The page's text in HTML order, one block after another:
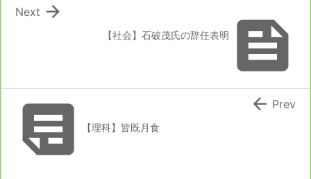

【社会】石破茂氏の辞任表明

Next
 【理科】皆既月食
 Prev